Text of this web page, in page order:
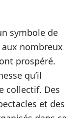
symbole de
aux nombreux
prospéré.
qu’il
collectif. Des
et des